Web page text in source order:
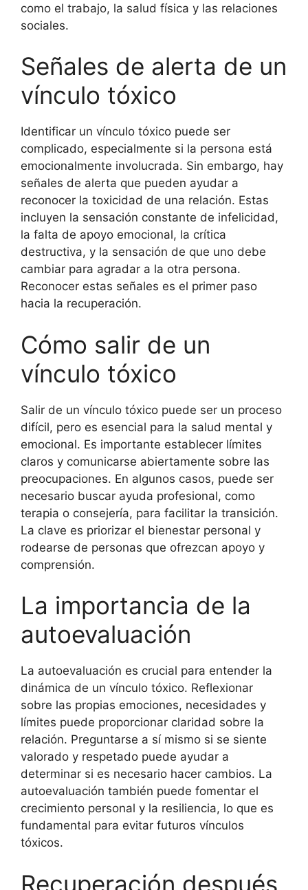
como el trabajo, la salud física y las relaciones
sociales.
Señales de alerta de un
vínculo tóxico
Identificar un vínculo tóxico puede ser
complicado, especialmente si la persona está
emocionalmente involucrada. Sin embargo, hay
señales de alerta que pueden ayudar a
reconocer la toxicidad de una relación. Estas
incluyen la sensación constante de infelicidad,
la falta de apoyo emocional, la crítica
destructiva, y la sensación de que uno debe
cambiar para agradar a la otra persona.
Reconocer estas señales es el primer paso
hacia la recuperación.
Cómo salir de un
vínculo tóxico
Salir de un vínculo tóxico puede ser un proceso
difícil, pero es esencial para la salud mental y
emocional. Es importante establecer límites
claros y comunicarse abiertamente sobre las
preocupaciones. En algunos casos, puede ser
necesario buscar ayuda profesional, como
terapia o consejería, para facilitar la transición.
La clave es priorizar el bienestar personal y
rodearse de personas que ofrezcan apoyo y
comprensión.
La importancia de la
autoevaluación
La autoevaluación es crucial para entender la
dinámica de un vínculo tóxico. Reflexionar
sobre las propias emociones, necesidades y
límites puede proporcionar claridad sobre la
relación. Preguntarse a sí mismo si se siente
valorado y respetado puede ayudar a
determinar si es necesario hacer cambios. La
autoevaluación también puede fomentar el
crecimiento personal y la resiliencia, lo que es
fundamental para evitar futuros vínculos
tóxicos.
Recuperación después